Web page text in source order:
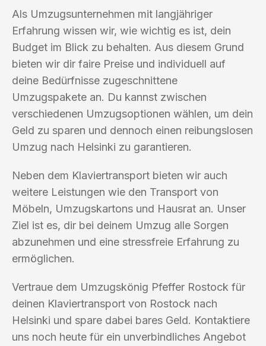
Als Umzugsunternehmen mit langjähriger
Erfahrung wissen wir, wie wichtig es ist, dein
Budget im Blick zu behalten. Aus diesem Grund
bieten wir dir faire Preise und individuell auf
deine Bedürfnisse zugeschnittene
Umzugspakete an. Du kannst zwischen
verschiedenen Umzugsoptionen wählen, um dein
Geld zu sparen und dennoch einen reibungslosen
Umzug nach Helsinki zu garantieren.
Neben dem Klaviertransport bieten wir auch
weitere Leistungen wie den Transport von
Möbeln, Umzugskartons und Hausrat an. Unser
Ziel ist es, dir bei deinem Umzug alle Sorgen
abzunehmen und eine stressfreie Erfahrung zu
ermöglichen.
Vertraue dem Umzugskönig Pfeffer Rostock für
deinen Klaviertransport von Rostock nach
Helsinki und spare dabei bares Geld. Kontaktiere
uns noch heute für ein unverbindliches Angebot